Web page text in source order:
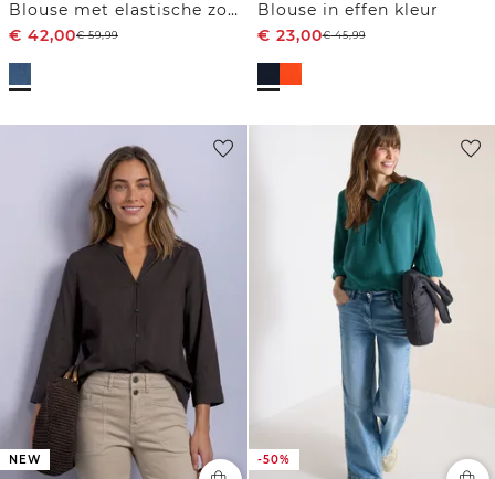
Blouse met elastische zoom
€ 42,00€59,99
Blouse in effen kleur
€ 23,00€45,99
NEW -50%